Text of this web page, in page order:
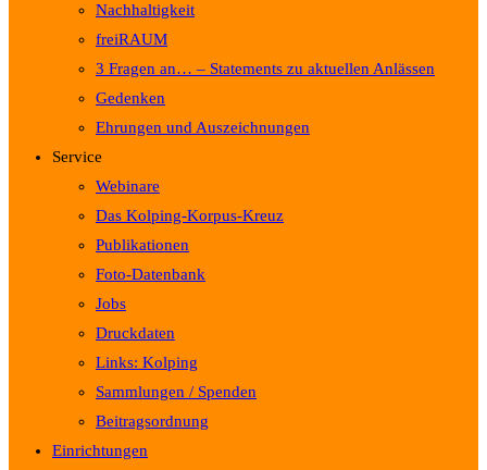
Nachhaltigkeit
freiRAUM
3 Fragen an… – Statements zu aktuellen Anlässen
Gedenken
Ehrungen und Auszeichnungen
Service
Webinare
Das Kolping-Korpus-Kreuz
Publikationen
Foto-Datenbank
Jobs
Druckdaten
Links: Kolping
Sammlungen / Spenden
Beitragsordnung
Einrichtungen